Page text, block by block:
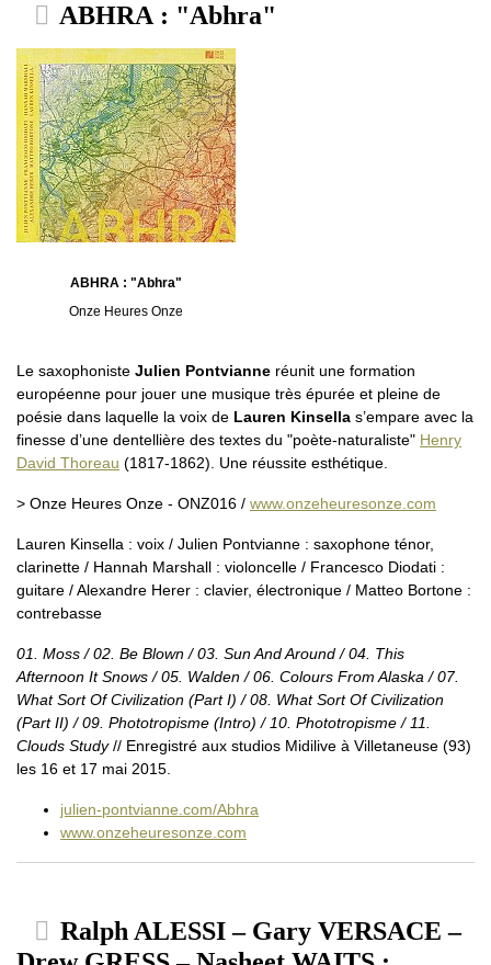
ABHRA : "Abhra"
ABHRA : "Abhra"
Onze Heures Onze
Le saxophoniste Julien Pontvianne réunit une formation
européenne pour jouer une musique très épurée et pleine de
poésie dans laquelle la voix de Lauren Kinsella s’empare avec la
finesse d’une dentellière des textes du "poète-naturaliste" Henry
David Thoreau (1817-1862). Une réussite esthétique.
> Onze Heures Onze - ONZ016 / www.onzeheuresonze.com
Lauren Kinsella : voix / Julien Pontvianne : saxophone ténor,
clarinette / Hannah Marshall : violoncelle / Francesco Diodati :
guitare / Alexandre Herer : clavier, électronique / Matteo Bortone :
contrebasse
01. Moss / 02. Be Blown / 03. Sun And Around / 04. This
Afternoon It Snows / 05. Walden / 06. Colours From Alaska / 07.
What Sort Of Civilization (Part I) / 08. What Sort Of Civilization
(Part II) / 09. Phototropisme (Intro) / 10. Phototropisme / 11.
Clouds Study// Enregistré aux studios Midilive à Villetaneuse (93)
les 16 et 17 mai 2015.
julien-pontvianne.com/Abhra
www.onzeheuresonze.com
Ralph ALESSI – Gary VERSACE –